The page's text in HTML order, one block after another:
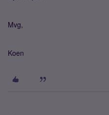
Mvg,
Koen